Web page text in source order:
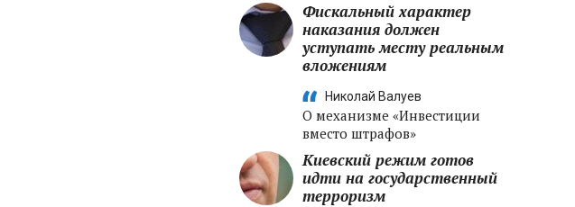
Фискальный характер
наказания должен
уступать месту реальным
вложениям
Николай Валуев
О механизме «Инвестиции
вместо штрафов»
Киевский режим готов
идти на государственный
терроризм